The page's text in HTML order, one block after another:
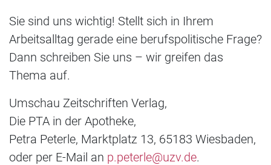
Sie sind uns wichtig! Stellt sich in Ihrem
Arbeitsalltag gerade eine berufspolitische Frage?
Dann schreiben Sie uns – wir greifen das
Thema auf.
Umschau Zeitschriften Verlag,
Die PTA in der Apotheke,
Petra Peterle, Marktplatz 13, 65183 Wiesbaden,
oder per E-Mail an p.peterle@uzv.de.